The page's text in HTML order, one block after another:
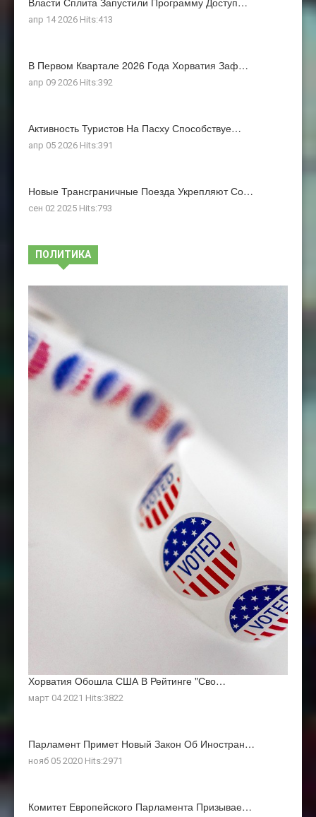
апр 14 2026 Hits:413
В Первом Квартале 2026 Года Хорватия Заф…
апр 09 2026 Hits:392
Активность Туристов На Пасху Способствуе…
апр 05 2026 Hits:391
Новые Трансграничные Поезда Укрепляют Со…
сен 02 2025 Hits:793
ПОЛИТИКА
Хорватия Обошла США В Рейтинге "Сво…
март 04 2021 Hits:3822
Парламент Примет Новый Закон Об Иностран…
нояб 05 2020 Hits:2971
Комитет Европейского Парламента Призывае…